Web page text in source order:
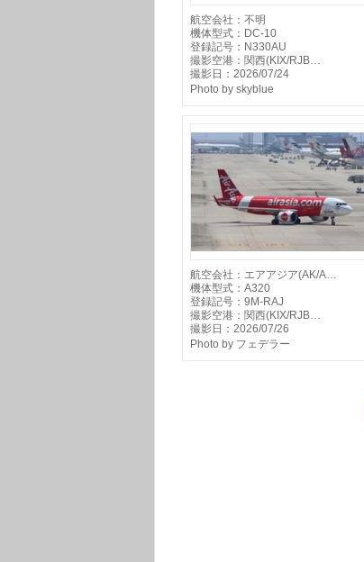
航空会社：不明
機体型式：DC-10
登録記号：N330AU
撮影空港：関西(KIX/RJB…
撮影日：2026/07/24
Photo by skyblue
航空会社：エアアジア(AK/A…
機体型式：A320
登録記号：9M-RAJ
撮影空港：関西(KIX/RJB…
撮影日：2026/07/26
Photo by フェデラー